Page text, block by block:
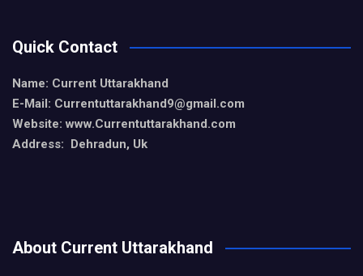
Quick Contact
Name: Current Uttarakhand
E-Mail: Currentuttarakhand9@gmail.com
Website: www.Currentuttarakhand.com
Address: Dehradun, Uk
About Current Uttarakhand